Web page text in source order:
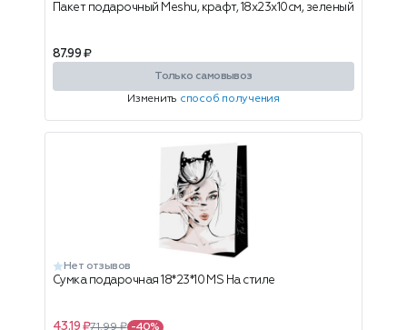
Пакет подарочный Meshu, крафт, 18х23х10см, зеленый
87.99 ₽
Только самовывоз
Изменить способ получения
Нет отзывов
Сумка подарочная 18*23*10 MS На стиле
43.19 ₽71.99 ₽ -40%